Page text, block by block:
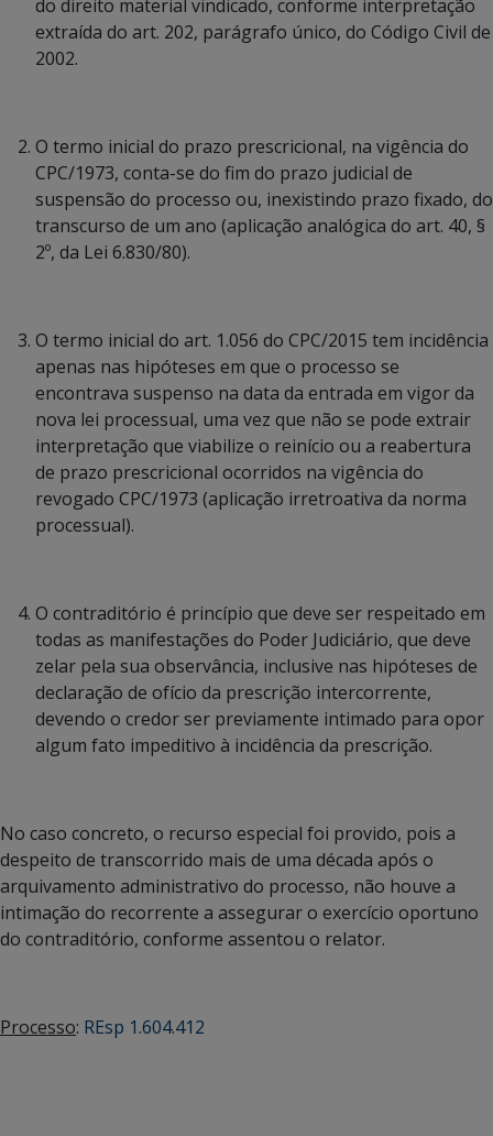
do direito material vindicado, conforme interpretação
extraída do art. 202, parágrafo único, do Código Civil de
2002.
O termo inicial do prazo prescricional, na vigência do
CPC/1973, conta-se do fim do prazo judicial de
suspensão do processo ou, inexistindo prazo fixado, do
transcurso de um ano (aplicação analógica do art. 40, §
2º, da Lei 6.830/80).
O termo inicial do art. 1.056 do CPC/2015 tem incidência
apenas nas hipóteses em que o processo se
encontrava suspenso na data da entrada em vigor da
nova lei processual, uma vez que não se pode extrair
interpretação que viabilize o reinício ou a reabertura
de prazo prescricional ocorridos na vigência do
revogado CPC/1973 (aplicação irretroativa da norma
processual).
O contraditório é princípio que deve ser respeitado em
todas as manifestações do Poder Judiciário, que deve
zelar pela sua observância, inclusive nas hipóteses de
declaração de ofício da prescrição intercorrente,
devendo o credor ser previamente intimado para opor
algum fato impeditivo à incidência da prescrição.
No caso concreto, o recurso especial foi provido, pois a
despeito de transcorrido mais de uma década após o
arquivamento administrativo do processo, não houve a
intimação do recorrente a assegurar o exercício oportuno
do contraditório, conforme assentou o relator.
Processo: REsp 1.604.412